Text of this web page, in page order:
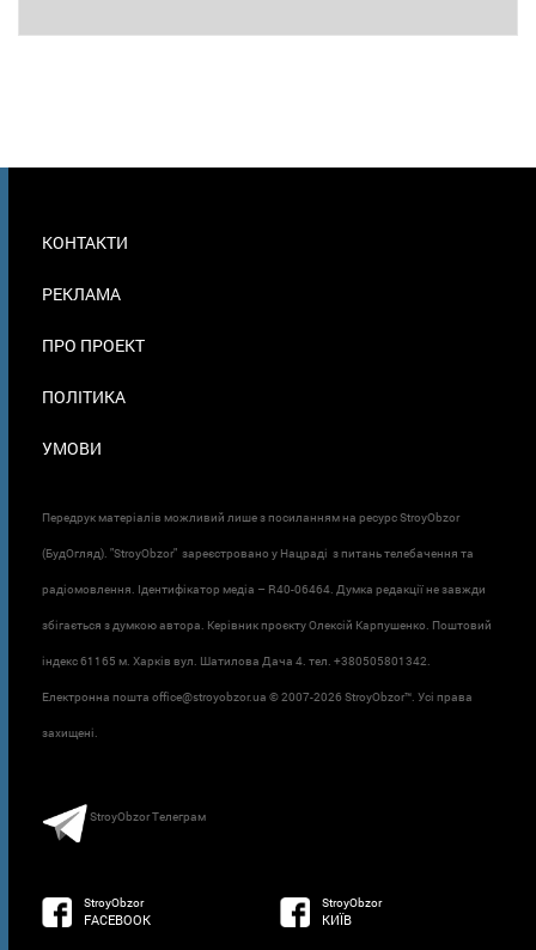
В
КОНТАКТИ
РЕКЛАМА
ПРО ПРОЕКТ
ПОЛІТИКА
УМОВИ
Передрук матеріалів можливий лише з посиланням на ресурс StroyObzor
(БудОгляд). "StroyObzor" зареєстровано у Нацраді з питань телебачення та
радіомовлення. Ідентифікатор медіа – R40-06464. Думка редакції не завжди
збігається з думкою автора. Керівник проєкту Олексій Карпушенко. Поштовий
індекс 61165 м. Харків вул. Шатилова Дача 4. тел. +380505801342.
Електронна пошта office@stroyobzor.ua © 2007-2026 StroyObzor™. Усі права
захищені.
StroyObzor Телеграм
StroyObzor
FACEBOOK
StroyObzor
КИЇВ